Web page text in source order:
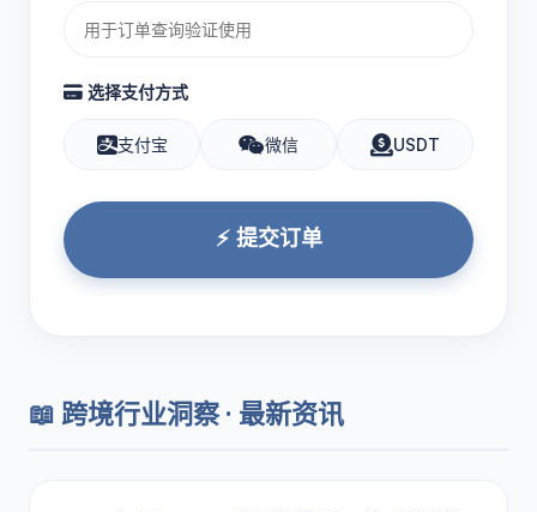
选择支付方式
支付宝 微信 USDT
⚡ 提交订单
📖 跨境行业洞察 · 最新资讯